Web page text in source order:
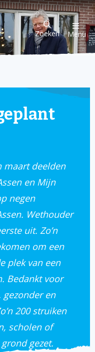
Zoeken Menu
maart deelden
en Mijn
negen
Wethouder
uit. Zo’n
om een
plek van een
Bedankt voor
en
200 struiken
scholen of
gezet.